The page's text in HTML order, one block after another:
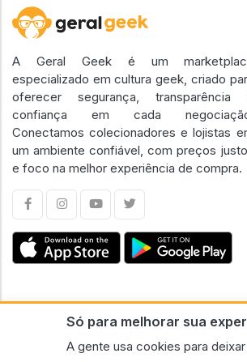
Só para melhorar sua
A gente usa cookies para
A Geral Geek é um
especializado em cultura geek, criado
oferecer segurança, transparência
confiança em cada
Conectamos colecionadores e lojistas
um ambiente confiável, com preços
e foco na melhor experiência de compra.
CNPJ n.º 30.220.458/0001-17 - GERAL GEEK